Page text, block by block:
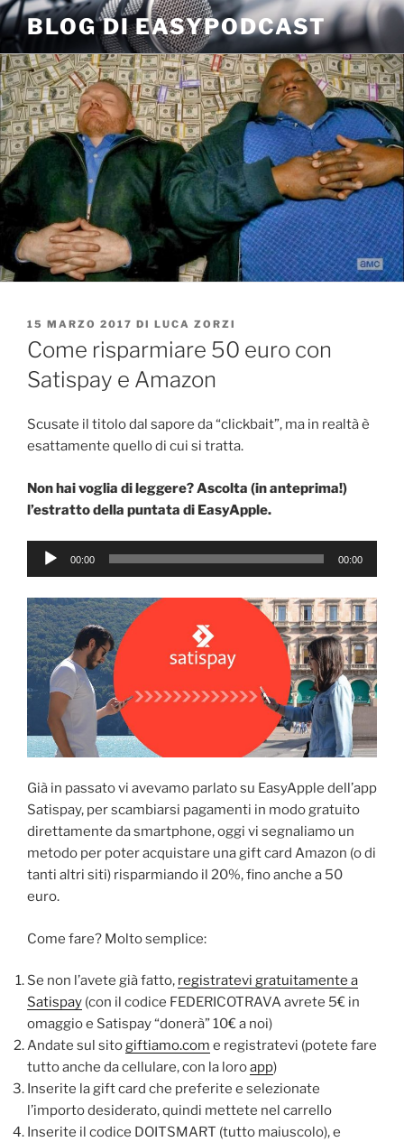
Salta
al
contenuto
BLOG DI EASYPODCAST
PUBBLICATO
IL
15 MARZO 2017 DI LUCA ZORZI
Come risparmiare 50 euro con
Satispay e Amazon
Scusate il titolo dal sapore da “clickbait”, ma in realtà è
esattamente quello di cui si tratta.
Non hai voglia di leggere? Ascolta (in anteprima!)
l’estratto della puntata di EasyApple.
Audio
00:00 00:00
Già in passato vi avevamo parlato su EasyApple dell’app
Satispay, per scambiarsi pagamenti in modo gratuito
direttamente da smartphone, oggi vi segnaliamo un
metodo per poter acquistare una gift card Amazon (o di
tanti altri siti) risparmiando il 20%, fino anche a 50
euro.
Come fare? Molto semplice:
Se non l’avete già fatto, registratevi gratuitamente a
Satispay (con il codice FEDERICOTRAVA avrete 5€ in
omaggio e Satispay “donerà” 10€ a noi)
Andate sul sitogiftiamo.com e registratevi (potete fare
tutto anche da cellulare, con la loroapp)
Inserite la gift card che preferite e selezionate
l’importo desiderato, quindi mettete nel carrello
Inserite il codice DOITSMART (tutto maiuscolo), e